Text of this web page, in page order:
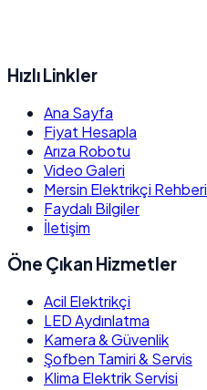
Hızlı Linkler
Ana Sayfa
Fiyat Hesapla
Arıza Robotu
Video Galeri
Mersin Elektrikçi Rehberi
Faydalı Bilgiler
İletişim
Öne Çıkan Hizmetler
Acil Elektrikçi
LED Aydınlatma
Kamera & Güvenlik
Şofben Tamiri & Servis
Klima Elektrik Servisi